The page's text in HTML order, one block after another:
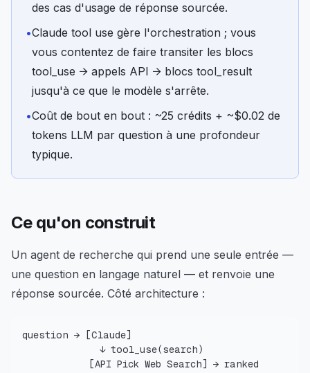
des cas d'usage de réponse sourcée.
•Claude tool use gère l'orchestration ; vous
vous contentez de faire transiter les blocs
tool_use → appels API → blocs tool_result
jusqu'à ce que le modèle s'arrête.
•Coût de bout en bout : ~25 crédits + ~$0.02 de
tokens LLM par question à une profondeur
typique.
Ce qu'on construit
Un agent de recherche qui prend une seule entrée —
une question en langage naturel — et renvoie une
réponse sourcée. Côté architecture :